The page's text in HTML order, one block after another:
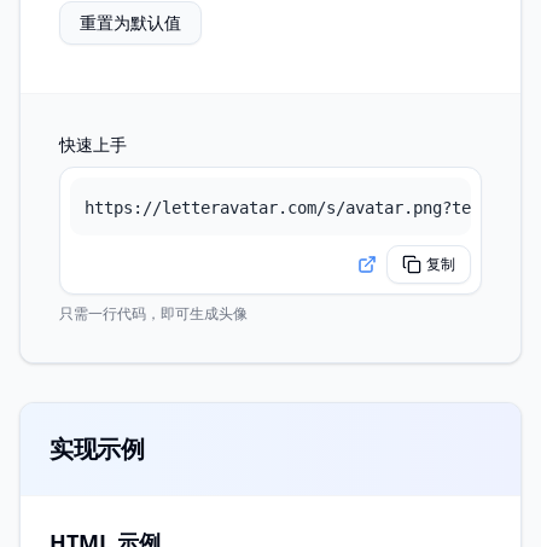
重置为默认值
快速上手
https://letteravatar.com/s/
复制
只需一行代码，即可生成头像
实现示例